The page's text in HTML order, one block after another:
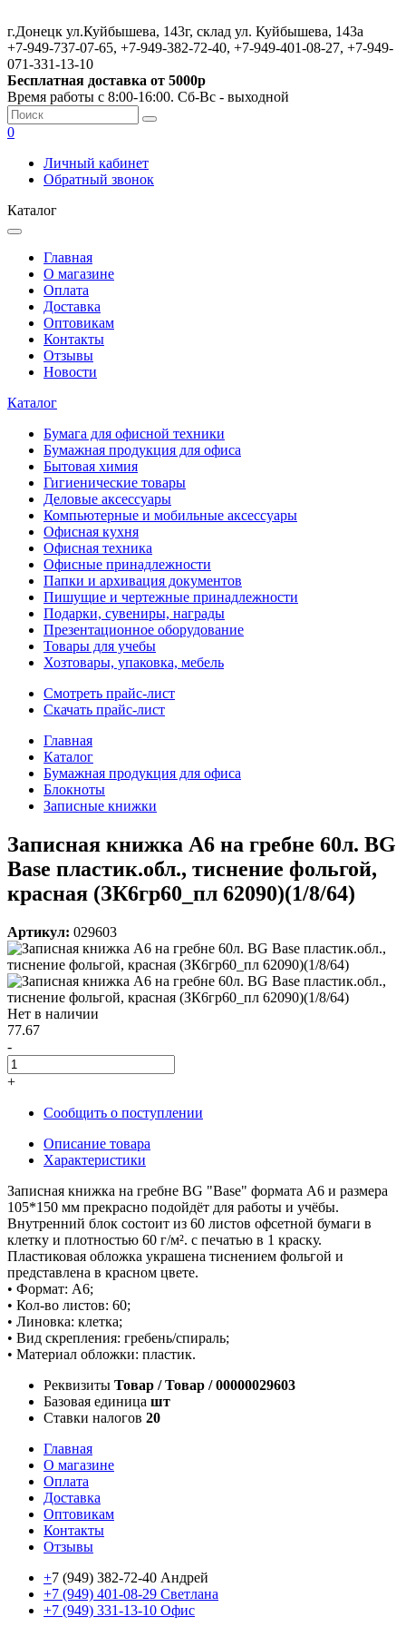
г.Донецк ул.Куйбышева, 143г, склад ул. Куйбышева, 143а
+7-949-737-07-65, +7-949-382-72-40, +7-949-401-08-27, +7-949-
071-331-13-10
Бесплатная доставка от 5000р
Время работы с 8:00-16:00. Сб-Вс - выходной
0
Личный кабинет
Обратный звонок
Каталог
Главная
О магазине
Оплата
Доставка
Оптовикам
Контакты
Отзывы
Новости
Каталог
Бумага для офисной техники
Бумажная продукция для офиса
Бытовая химия
Гигиенические товары
Деловые аксессуары
Компьютерные и мобильные аксессуары
Офисная кухня
Офисная техника
Офисные принадлежности
Папки и архивация документов
Пишущие и чертежные принадлежности
Подарки, сувениры, награды
Презентационное оборудование
Товары для учебы
Хозтовары, упаковка, мебель
Смотреть прайс-лист
Скачать прайс-лист
Главная
Каталог
Бумажная продукция для офиса
Блокноты
Записные книжки
Записная книжка А6 на гребне 60л. BG
Base пластик.обл., тиснение фольгой,
красная (ЗК6гр60_пл 62090)(1/8/64)
Артикул: 029603
Нет в наличии
77.67
-
+
Сообщить о поступлении
Описание товара
Характеристики
Записная книжка на гребне BG "Base" формата А6 и размера
105*150 мм прекрасно подойдёт для работы и учёбы.
Внутренний блок состоит из 60 листов офсетной бумаги в
клетку и плотностью 60 г/м². с печатью в 1 краску.
Пластиковая обложка украшена тиснением фольгой и
представлена в красном цвете.
• Формат: А6;
• Кол-во листов: 60;
• Линовка: клетка;
• Вид скрепления: гребень/спираль;
• Материал обложки: пластик.
Реквизиты Товар / Товар / 00000029603
Базовая единица шт
Ставки налогов 20
Главная
О магазине
Оплата
Доставка
Оптовикам
Контакты
Отзывы
+7 (949) 382-72-40 Андрей
+7 (949) 401-08-29 Светлана
+7 (949) 331-13-10 Офис